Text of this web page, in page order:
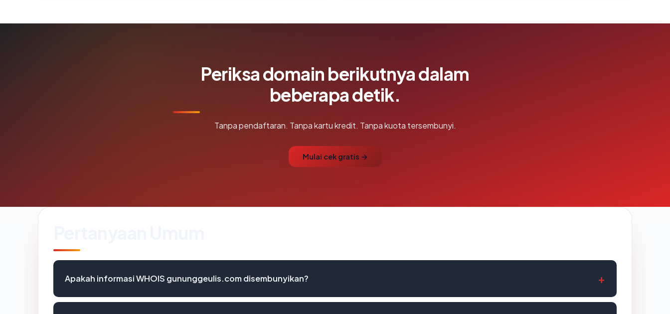
Periksa domain berikutnya dalam
beberapa detik.
Tanpa pendaftaran. Tanpa kartu kredit. Tanpa kuota tersembunyi.
Mulai cek gratis →
Apakah informasi WHOIS gununggeulis.com disembunyikan?